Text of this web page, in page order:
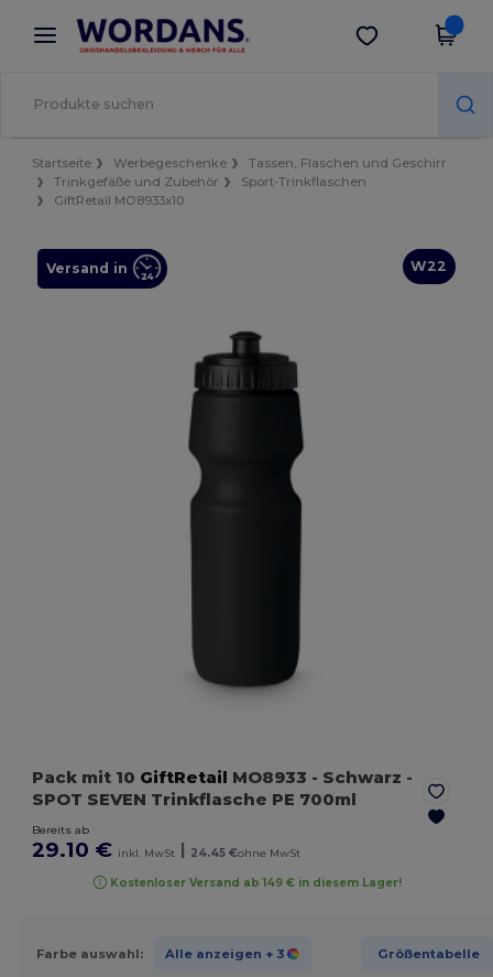
× Wordans App
Bessere Preise in der App!
App holen
Startseite Werbegeschenke
Tassen, Flaschen und Geschirr
Trinkgefäße und Zubehör
Sport-Trinkflaschen
GiftRetail MO8933x10
W22
Versand in
Pack mit 10 GiftRetail MO8933 - Schwarz -
SPOT SEVEN Trinkflasche PE 700ml
Bereits ab
29.10 € inkl. MwSt | 24.45 €ohne MwSt
Kostenloser Versand ab 149 € in diesem Lager!
Farbe auswahl: Alle anzeigen + 3 Größentabelle